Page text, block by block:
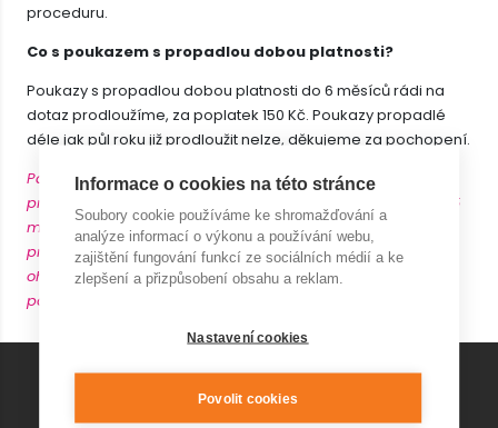
proceduru.
Co s poukazem s propadlou dobou platnosti?
Poukazy s propadlou dobou platnosti do 6 měsíců rádi na
dotaz prodloužíme, za poplatek 150 Kč. Poukazy propadlé
déle jak půl roku již prodloužit nelze, děkujeme za pochopení.
Pamatujte, prosím, na Váš včasný příchod na naše
procedury. Na rezervované procedury přicházejte alespoň 5
minut před začátkem. Procedury na sebe mnohdy navazují,
proto je končíme zásadně dle rezervovaného času (právě s
ohledem na klienty přicházející po Vás). Děkujeme za
pochopení.
KONTAKT AQUAPARK
Informace o cookies na této stránce
Soubory cookie používáme ke shromažďování a
analýze informací o výkonu a používání webu,
zajištění fungování funkcí ze sociálních médií a ke
zlepšení a přizpůsobení obsahu a reklam.
Nastavení cookies
Povolit cookies